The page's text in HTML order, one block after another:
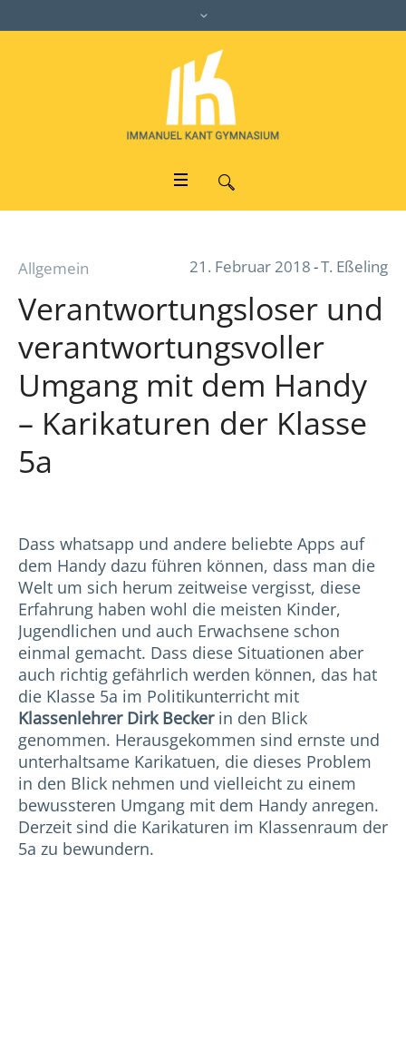
21. Februar 2018 T. Eßeling
Allgemein
Verantwortungsloser und
verantwortungsvoller
Umgang mit dem Handy
– Karikaturen der Klasse
5a
Dass whatsapp und andere beliebte Apps auf
dem Handy dazu führen können, dass man die
Welt um sich herum zeitweise vergisst, diese
Erfahrung haben wohl die meisten Kinder,
Jugendlichen und auch Erwachsene schon
einmal gemacht. Dass diese Situationen aber
auch richtig gefährlich werden können, das hat
die Klasse 5a im Politikunterricht mit
Klassenlehrer Dirk Beckerin den Blick
genommen. Herausgekommen sind ernste und
unterhaltsame Karikatuen, die dieses Problem
in den Blick nehmen und vielleicht zu einem
bewussteren Umgang mit dem Handy anregen.
Derzeit sind die Karikaturen im Klassenraum der
5a zu bewundern.